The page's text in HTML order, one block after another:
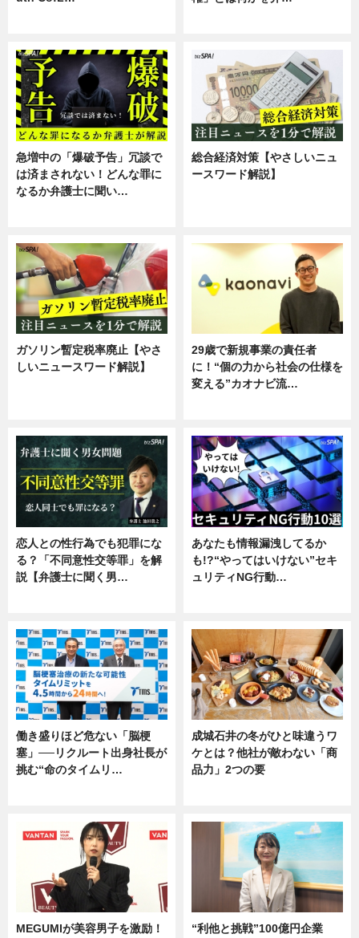
急増中の「爆破予告」冗談で
は済まされない！どんな罪に
なるか弁護士に聞い…
総合経済対策【やさしいニュ
ースワード解説】
ガソリン暫定税率廃止【やさ
しいニュースワード解説】
29歳で新規事業の責任者
に！“個の力から社会の仕様を
変える”カオナビ流…
恋人との性行為でも犯罪にな
る？「不同意性交等罪」を解
説【弁護士に聞く男…
あなたも情報漏洩してるか
も!?“やってはいけない”セキ
ュリティNG行動…
働き盛りほど危ない「脳梗
塞」──リクルート出身社長が
挑む“命のタイムリ…
成城石井の冬がひと味違うワ
ケとは？他社が敵わない「商
品力」2つの要
MEGUMIが美容男子を激励！
“利他と挑戦”100億円企業